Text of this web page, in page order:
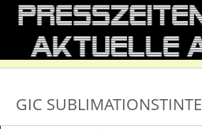
GIC SUBLIMATIONSTINTE